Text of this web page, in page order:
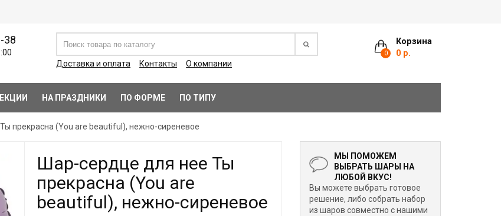
Корзина
0 0 р.
38
Доставка и оплата Контакты О компании
НА ПРАЗДНИКИ ПО ФОРМЕ ПО ТИПУ
прекрасна (You are beautiful), нежно-сиреневое
Шар-сердце для нее Ты
прекрасна (You are
beautiful), нежно-сиреневое
МЫ ПОМОЖЕМ
ВЫБРАТЬ ШАРЫ НА
ЛЮБОЙ ВКУС!
Вы можете выбрать готовое
решение, либо собрать набор
из шаров совместно с нашими